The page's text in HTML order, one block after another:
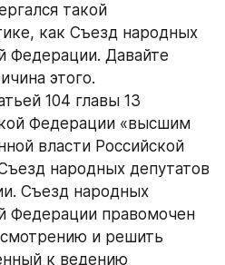
такой
как Съезд народных
Федерации. Давайте
этого.
104 главы 13
Федерации «высшим
власти Российской
народных депутатов
Съезд народных
Федерации правомочен
и решить
к ведению